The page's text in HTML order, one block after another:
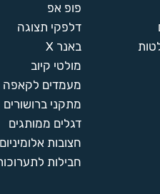
פופ אפ
דלפקי תצוגה
באנר X
מולטי קיוב
מעמדים לקאפה
מתקני ברושורים
דגלים ממותגים
חצובות אלומיניום
חבילות